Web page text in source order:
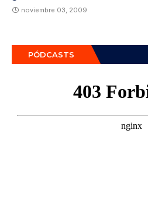
noviembre 03, 2009
PÓDCASTS